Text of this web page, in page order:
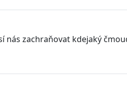
zachraňovat kdejaký